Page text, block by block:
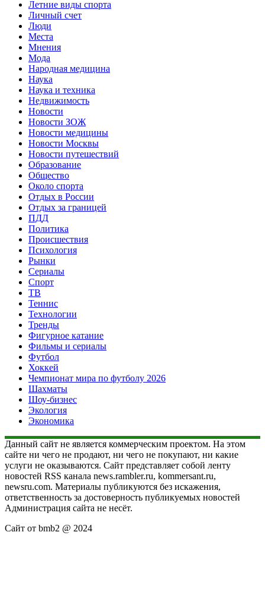
Летние виды спорта
Личный счет
Люди
Места
Мнения
Мода
Народная медицина
Наука
Наука и техника
Недвижимость
Новости
Новости ЗОЖ
Новости медицины
Новости Москвы
Новости путешествий
Образование
Общество
Около спорта
Отдых в России
Отдых за границей
ПДД
Политика
Происшествия
Психология
Рынки
Сериалы
Спорт
ТВ
Теннис
Технологии
Тренды
Фигурное катание
Фильмы и сериалы
Футбол
Хоккей
Чемпионат мира по футболу 2026
Шахматы
Шоу-бизнес
Экология
Экономика
Данный сайт не является коммерческим проектом. На этом
сайте ни чего не продают, ни чего не покупают, ни какие
услуги не оказываются. Сайт представляет собой ленту
новостей RSS канала news.rambler.ru, kommersant.ru,
newsru.com. Материалы публикуются без искажения,
ответственность за достоверность публикуемых новостей
Администрация сайта не несёт.
Сайт от bmb2 @ 2024